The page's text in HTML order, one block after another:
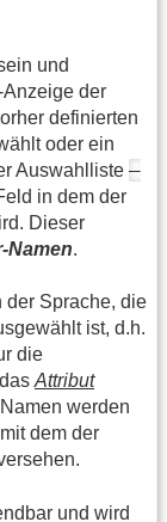
und
der
definierten
oder ein
Auswahlliste —
in dem der
Dieser
Namen.
der Sprache, die
ist, d.h.
die
Attribut
werden
dem der
und wird